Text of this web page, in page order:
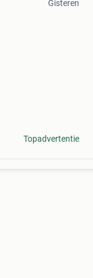
Gisteren
Topadvertentie